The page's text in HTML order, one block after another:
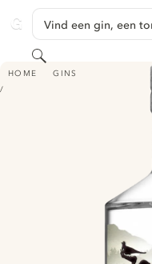
GINVENTORY
Vind een gin, een
Zoeken
HOME GINS
GLENDALOUGH DILLISK GIN